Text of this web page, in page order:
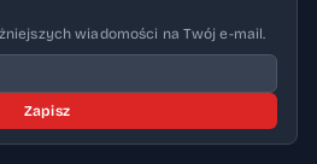
wiadomości na Twój e-mail.
Zapisz